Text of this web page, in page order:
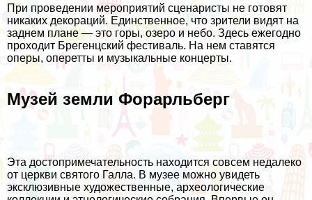
При проведении мероприятий сценаристы не готовят
никаких декораций. Единственное, что зрители видят на
заднем плане — это горы, озеро и небо. Здесь ежегодно
проходит Брегенцский фестиваль. На нем ставятся
оперы, оперетты и музыкальные концерты.
Музей земли Форарльберг
Эта достопримечательность находится совсем недалеко
от церкви святого Галла. В музее можно увидеть
эксклюзивные художественные, археологические